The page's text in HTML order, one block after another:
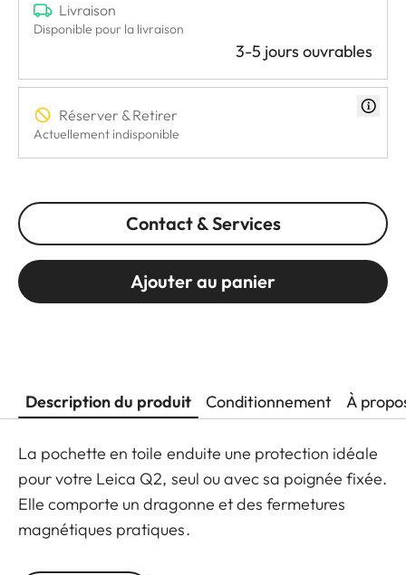
Livraison
Disponible pour la livraison
3-5 jours ouvrables
Réserver & Retirer
Actuellement indisponible
Contact & Services
Ajouter au panier
Description du produit Conditionnement À
La pochette en toile enduite une protection idéale
pour votre Leica Q2, seul ou avec sa poignée fixée.
Elle comporte un dragonne et des fermetures
magnétiques pratiques.